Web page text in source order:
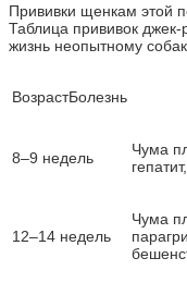
Прививки щенкам этой
Таблица прививок джек-
жизнь неопытному
ВозрастБолезнь
8–9 недель
Чума
12–14 недель
Чума